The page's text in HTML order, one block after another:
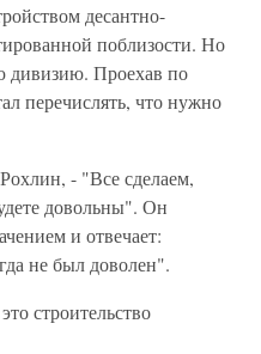
десантно-
поблизости. Но
дивизию. Проехав по
перечислять, что нужно
- "Все сделаем,
довольны". Он
и отвечает:
не был доволен".
строительство